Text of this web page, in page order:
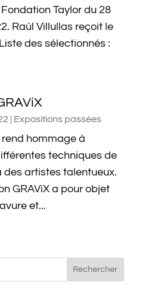
Taylor du 28
Raùl Villullas reçoit le
des sélectionnés :
Expositions passées
hommage à
techniques de
des artistes talentueux.
GRAViX a pour objet
et...
Rechercher